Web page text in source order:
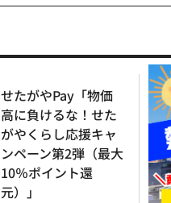
せたがやPay「物価
高に負けるな！せた
がやくらし応援キャ
ンペーン第2弾（最大
10％ポイント還
元）」